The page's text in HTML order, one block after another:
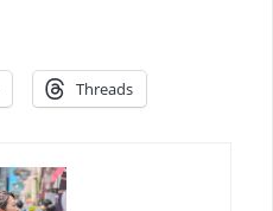
Threads